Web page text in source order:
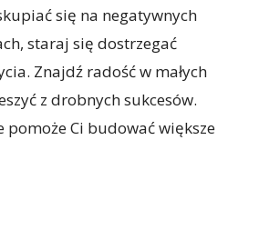
się na negatywnych
staraj się dostrzegać
Znajdź radość w małych
z drobnych sukcesów.
pomoże Ci budować większe